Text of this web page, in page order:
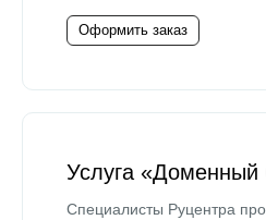
Оформить заказ
Услуга «Доменный
Специалисты Руцентра